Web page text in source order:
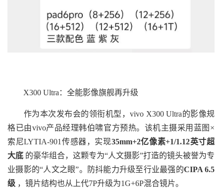
X300 Ultra：全能影像旗舰再升级
作为本次发布会的领衔机型，vivo X300 Ultra的影像规
格已由vivo产品经理韩伯啸官方预热。该机主摄采用蓝图×
索尼LYTIA-901传感器，实现35mm+2亿像素+1/1.12英寸超
大底 的豪华组合，这颗专为“人文摄影”打造的镜头被誉为专
业摄影的“人文之眼”。防抖能力升级至行业最强的CIPA 6.5
级 ，镜片结构也从上代7P升级为1G+6P混合镜片。